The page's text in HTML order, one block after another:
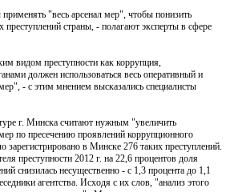
"весь арсенал мер", чтобы понизить
преступлений страны, - полагают эксперты в сфере
видом преступности как коррупция,
должен использоваться весь оперативный и
- с этим мнением высказались специалисты
г. Минска считают нужным "увеличить
по пресечению проявлений коррупционного
зарегистрировано в Минске 276 таких преступлений.
преступности 2012 г. на 22,6 процентов доля
снизилась несущественно - с 1,3 процента до 1,1
агентства. Исходя с их слов, "анализ этого